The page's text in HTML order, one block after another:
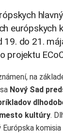
európskych
19. do 21.
projektu
na
Nový Sad
kultúry.